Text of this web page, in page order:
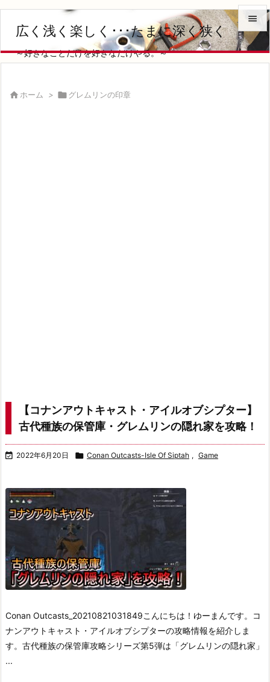
広く浅く楽しく･･･たまに深く狭く
～好きなことだけを好きなだけやる。～


 ホーム > グレムリンの印章
【コナンアウトキャスト・アイルオブシプター】
古代種族の保管庫・グレムリンの隠れ家を攻略！
 2022年6月20日  Conan Outcasts-Isle Of Siptah , Game
Conan Outcasts_20210821031849こんにちは！ゆーまんです。
コ
ナンアウトキャスト・アイルオブシプターの攻略情報を紹介しま
す。 古代種族の保管庫攻略シリーズ第5弾は「グレムリンの隠れ家」
...